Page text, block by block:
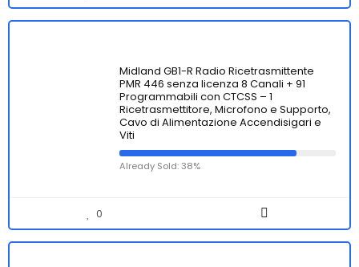
Midland GB1-R Radio Ricetrasmittente
PMR 446 senza licenza 8 Canali + 91
Programmabili con CTCSS – 1
Ricetrasmettitore, Microfono e Supporto,
Cavo di Alimentazione Accendisigari e
Viti
Already Sold: 38%
0